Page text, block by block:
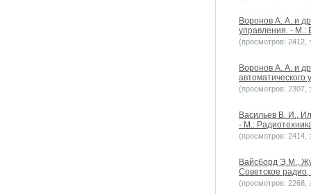
Воронов А. А. и
управления. - М.:
(просмотров: 2412,
Воронов А. А. и
(просмотров: 2307,
Васильев В. И.,
- М.:
(просмотров: 2414,
Вайсборд Э.М.,
Советское
(просмотров: 2268,